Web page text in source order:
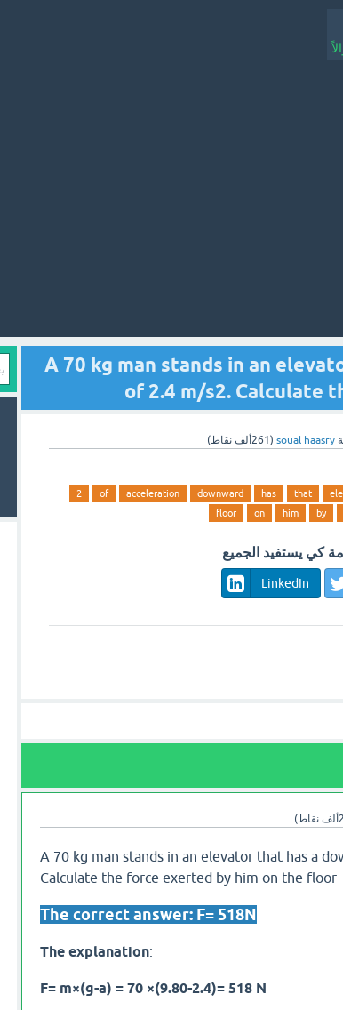
A 70 kg man stands in an
of 2.4 m/s2. Calculate
soual haasry
( 261ألف نقاط)
that
has
downward
acceleration
of
2
by
him
on
floor
كي يستفيد الجميع
LinkedIn
نقاط)
A 70 kg man stands in an elevator that has a
Calculate the force exerted by him on the floor
The correct answer: F= 518N
:
The explanation
F= m×(g-a) = 70 ×(9.80-2.4)= 518 N